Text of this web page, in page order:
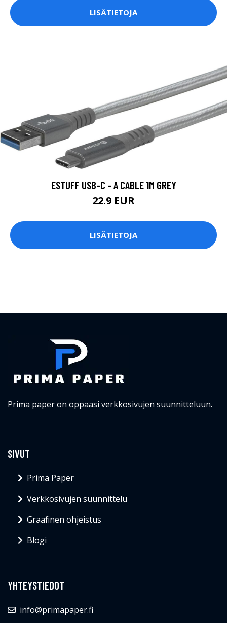
LISÄTIETOJA
ESTUFF USB-C - A CABLE 1M GREY
22.9 EUR
LISÄTIETOJA
Prima paper on oppaasi verkkosivujen suunnitteluun.
SIVUT
Prima Paper
Verkkosivujen suunnittelu
Graafinen ohjeistus
Blogi
YHTEYSTIEDOT
info@primapaper.fi